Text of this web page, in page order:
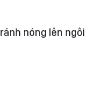
nóng lên ngôi